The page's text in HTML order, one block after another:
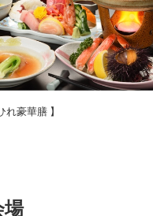
れ豪華膳 】
場